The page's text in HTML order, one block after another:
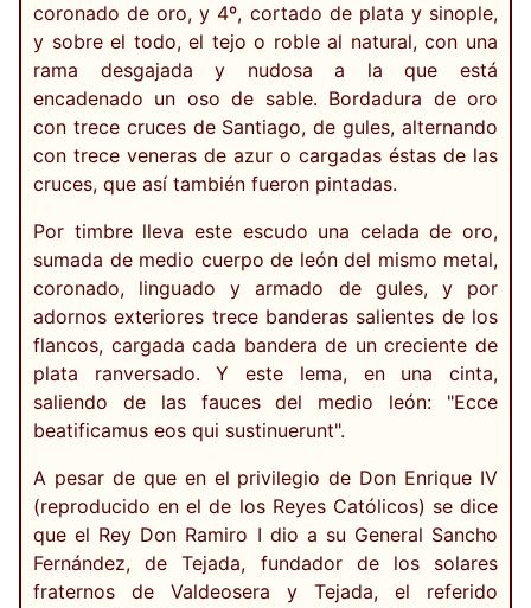
coronado de oro, y 4º, cortado de plata y sinople,
y sobre el todo, el tejo o roble al natural, con una
rama desgajada y nudosa a la que está
encadenado un oso de sable. Bordadura de oro
con trece cruces de Santiago, de gules, alternando
con trece veneras de azur o cargadas éstas de las
cruces, que así también fueron pintadas.
Por timbre lleva este escudo una celada de oro,
sumada de medio cuerpo de león del mismo metal,
coronado, linguado y armado de gules, y por
adornos exteriores trece banderas salientes de los
flancos, cargada cada bandera de un creciente de
plata ranversado. Y este lema, en una cinta,
saliendo de las fauces del medio león: "Ecce
beatificamus eos qui sustinuerunt".
A pesar de que en el privilegio de Don Enrique IV
(reproducido en el de los Reyes Católicos) se dice
que el Rey Don Ramiro I dio a su General Sancho
Fernández, de Tejada, fundador de los solares
fraternos de Valdeosera y Tejada, el referido